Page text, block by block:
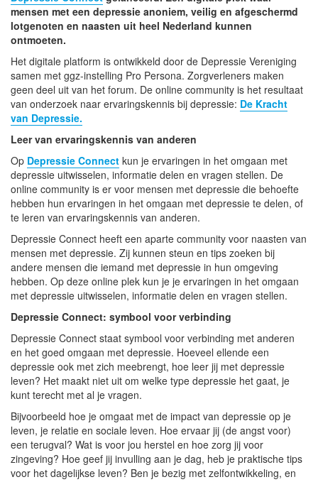
mensen met een depressie anoniem, veilig en afgeschermd
lotgenoten en naasten uit heel Nederland kunnen
ontmoeten.
Het digitale platform is ontwikkeld door de Depressie Vereniging
samen met ggz-instelling Pro Persona. Zorgverleners maken
geen deel uit van het forum. De online community is het resultaat
van onderzoek naar ervaringskennis bij depressie: De Kracht
van Depressie.
Leer van ervaringskennis van anderen
Op Depressie Connect kun je ervaringen in het omgaan met
depressie uitwisselen, informatie delen en vragen stellen. De
online community is er voor mensen met depressie die behoefte
hebben hun ervaringen in het omgaan met depressie te delen, of
te leren van ervaringskennis van anderen.
Depressie Connect heeft een aparte community voor naasten van
mensen met depressie. Zij kunnen steun en tips zoeken bij
andere mensen die iemand met depressie in hun omgeving
hebben. Op deze online plek kun je je ervaringen in het omgaan
met depressie uitwisselen, informatie delen en vragen stellen.
Depressie Connect: symbool voor verbinding
Depressie Connect staat symbool voor verbinding met anderen
en het goed omgaan met depressie. Hoeveel ellende een
depressie ook met zich meebrengt, hoe leer jij met depressie
leven? Het maakt niet uit om welke type depressie het gaat, je
kunt terecht met al je vragen.
Bijvoorbeeld hoe je omgaat met de impact van depressie op je
leven, je relatie en sociale leven. Hoe ervaar jij (de angst voor)
een terugval? Wat is voor jou herstel en hoe zorg jij voor
zingeving? Hoe geef jij invulling aan je dag, heb je praktische tips
voor het dagelijkse leven? Ben je bezig met zelfontwikkeling, en